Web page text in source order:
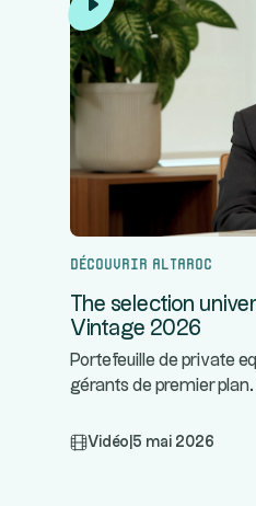
Découvrir Altaroc
The selection
Vintage 2026
Portefeuille de private
gérants de premier
Vidéo 5 mai 2026